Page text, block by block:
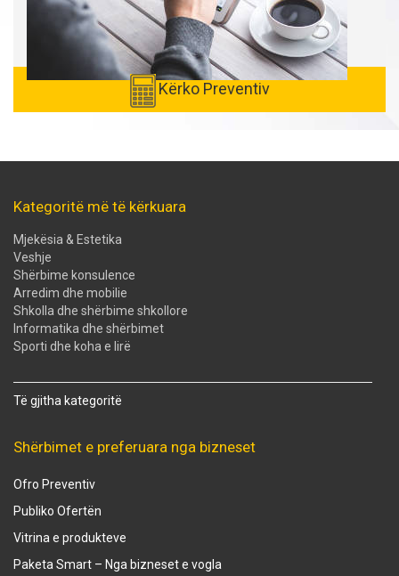
Kërko Preventiv
Kategoritë më të kërkuara
Mjekësia & Estetika
Veshje
Shërbime konsulence
Arredim dhe mobilie
Shkolla dhe shërbime shkollore
Informatika dhe shërbimet
Sporti dhe koha e lirë
Të gjitha kategoritë
Shërbimet e preferuara nga bizneset
Ofro Preventiv
Publiko Ofertën
Vitrina e produkteve
Paketa Smart – Nga bizneset e vogla